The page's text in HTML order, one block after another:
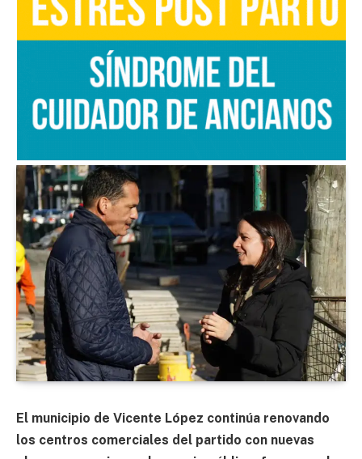
El municipio de Vicente López continúa renovando
los centros comerciales del partido con nuevas